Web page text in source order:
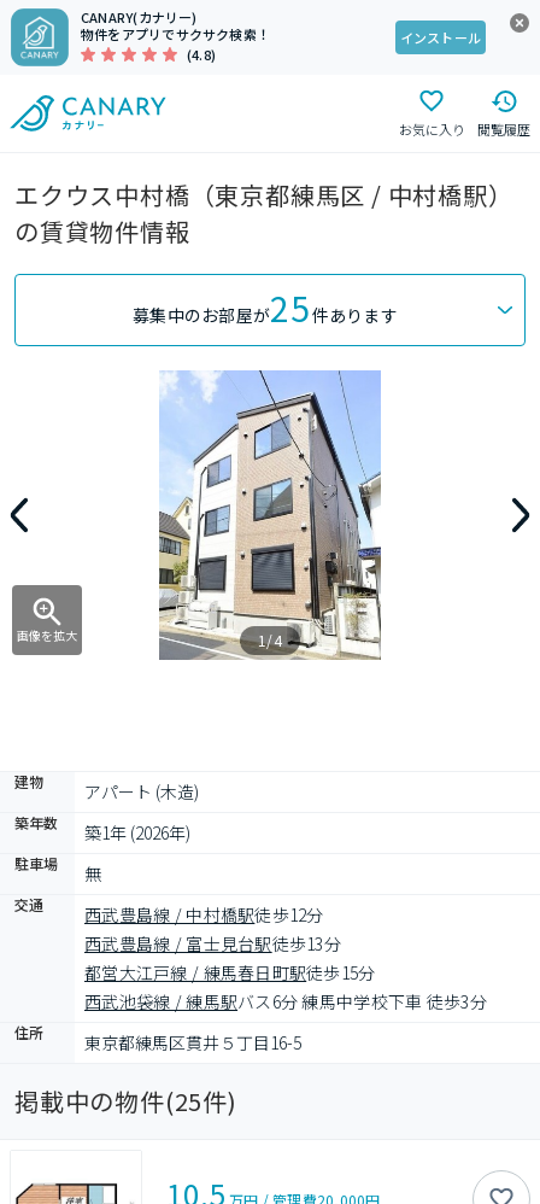
CANARY(カナリー)
物件をアプリでサクサク検索！
(4.8)
インストール
お気に入り 閲覧履歴
エクウス中村橋（東京都練馬区 / 中村橋駅）
の賃貸物件情報
募集中のお部屋が25件あります
画像を拡大 1/4
建物 アパート (木造)
築年数 築1年 (2026年)
駐車場 無
交通 西武豊島線 / 中村橋駅徒歩12分
西武豊島線 / 富士見台駅徒歩13分
都営大江戸線 / 練馬春日町駅徒歩15分
西武池袋線 / 練馬駅バス6分 練馬中学校下車 徒歩3分
住所 東京都練馬区貫井５丁目16-5
掲載中の物件(25件)
10.5 万円 /管理費20,000円